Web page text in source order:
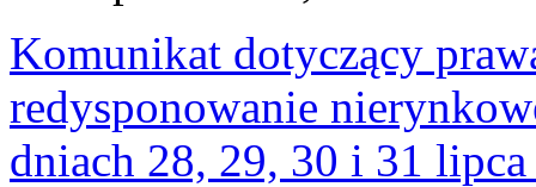
Komunikat dotyczący
redysponowanie
dniach 28, 29, 30 i 31